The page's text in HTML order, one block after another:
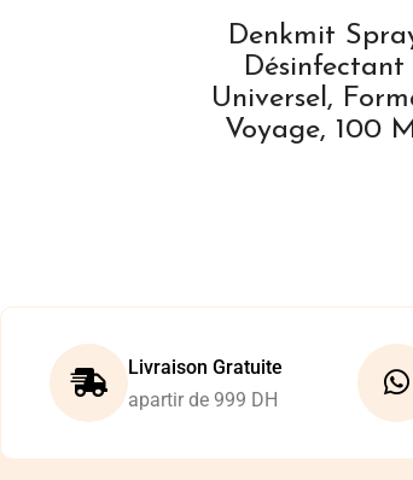
Denkmit
Désinfectant
Universel,
Voyage, 100
Livraison Gratuite
apartir de 999 DH